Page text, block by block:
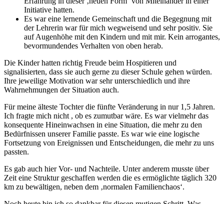
Initiative hatten.
Es war eine lernende Gemeinschaft und die Begegnung mit
der Lehrerin war für mich wegweisend und sehr positiv. Sie
auf Augenhöhe mit den Kindern und mit mir. Kein arrogantes,
bevormundendes Verhalten von oben herab.
Die Kinder hatten richtig Freude beim Hospitieren und
signalisierten, dass sie auch gerne zu dieser Schule gehen würden.
Ihre jeweilige Motivation war sehr unterschiedlich und ihre
Wahrnehmungen der Situation auch.
Für meine älteste Tochter die fünfte Veränderung in nur 1,5 Jahren.
Ich fragte mich nicht , ob es zumutbar wäre. Es war vielmehr das
konsequente Hineinwachsen in eine Situation, die mehr zu den
Bedürfnissen unserer Familie passte. Es war wie eine logische
Fortsetzung von Ereignissen und Entscheidungen, die mehr zu uns
passten.
Es gab auch hier Vor- und Nachteile. Unter anderem musste über
Zeit eine Struktur geschaffen werden die es ermöglichte täglich 320
km zu bewältigen, neben dem ‚normalen Familienchaos‘.